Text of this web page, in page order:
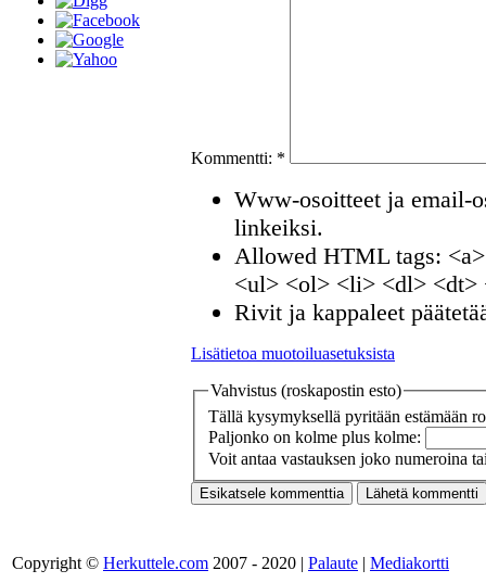
Kommentti: *
Www-osoitteet ja email-
linkeiksi.
Allowed HTML tags:
<ul> <ol> <li> <dl> <dt>
Rivit ja kappaleet
Lisätietoa muotoiluasetuksista
Vahvistus (roskapostin esto)
Tällä kysymyksellä pyritään estämään
Paljonko on kolme plus kolme:
Voit antaa vastauksen joko numeroina
Copyright © Herkuttele.com 2007 - 2020 | Palaute | Mediakortti